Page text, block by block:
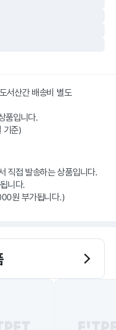
서산간 배송비 별도
품입니다.
기준)
직접 발송하는 상품입니다.
니다.